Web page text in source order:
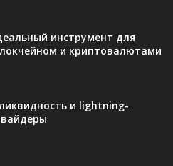
инструмент для
и криптовалютами
и lightning-